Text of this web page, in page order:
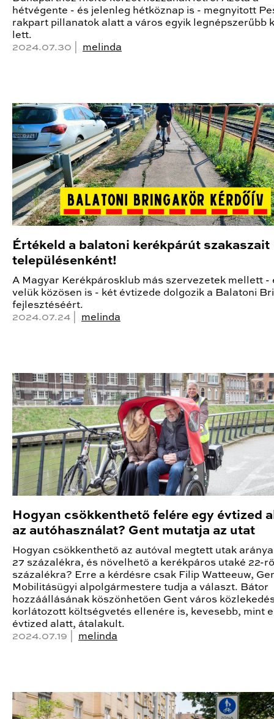
hétvégente - és jelenleg hétköznap is - megnyitott
rakpart pillanatok alatt a város egyik legnépszerűbb
lett.
2024.07.30 | melinda
Értékeld a balatoni kerékpárút szakaszait
településenként!
A Magyar Kerékpárosklub más szervezetek mellett -
velük közösen is - két évtizede dolgozik a Balatoni
fejlesztéséért.
2024.07.24 | melinda
Hogyan csökkenthető felére egy évtized
az autóhasználat? Gent mutatja az utat
Hogyan csökkenthető az autóval megtett utak
27 százalékra, és növelhető a kerékpáros utaké 22-
százalékra? Erre a kérdésre csak Filip Watteeuw,
Mobilitásügyi alpolgármestere tudja a választ. Bátor
hozzáállásának köszönhetően Gent város
korlátozott költségvetés ellenére is, kevesebb, mint
évtized alatt, átalakult.
2024.07.19 | melinda